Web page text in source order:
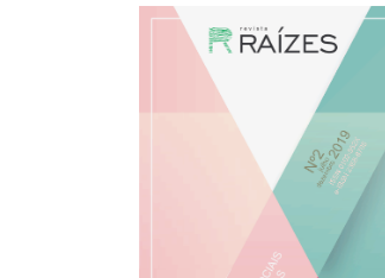
Barra
lateral
artigos